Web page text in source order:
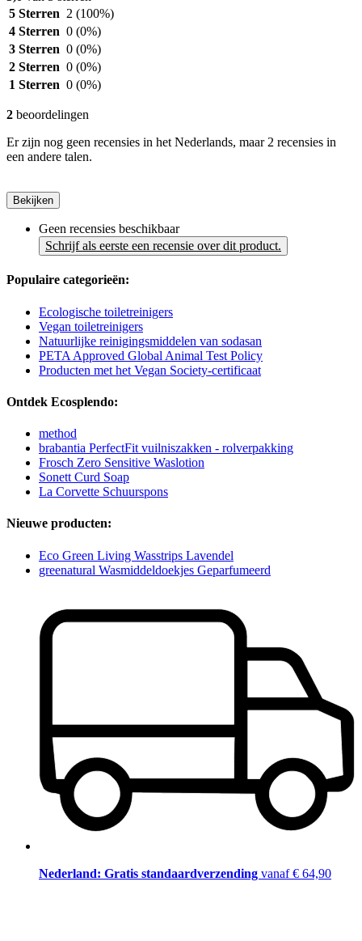
5 Sterren 2 (100%)
4 Sterren 0 (0%)
3 Sterren 0 (0%)
2 Sterren 0 (0%)
1 Sterren 0 (0%)
2 beoordelingen
Er zijn nog geen recensies in het Nederlands, maar 2 recensies in
een andere talen.
Bekijken
Geen recensies beschikbaar
Schrijf als eerste een recensie over dit product.
Populaire categorieën:
Ecologische toiletreinigers
Vegan toiletreinigers
Natuurlijke reinigingsmiddelen van sodasan
PETA Approved Global Animal Test Policy
Producten met het Vegan Society-certificaat
Ontdek Ecosplendo:
method
brabantia PerfectFit vuilniszakken - rolverpakking
Frosch Zero Sensitive Waslotion
Sonett Curd Soap
La Corvette Schuurspons
Nieuwe producten:
Eco Green Living Wasstrips Lavendel
greenatural Wasmiddeldoekjes Geparfumeerd
Nederland: Gratis standaardverzending vanaf € 64,90